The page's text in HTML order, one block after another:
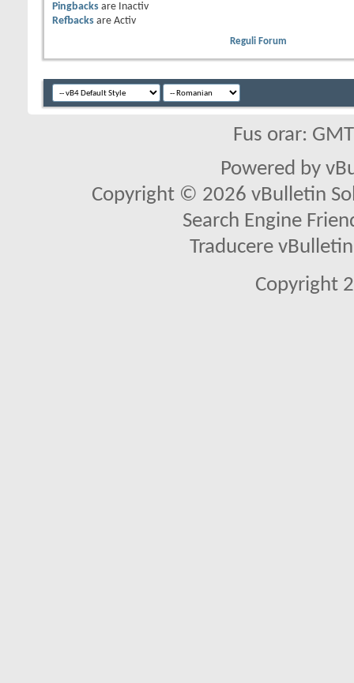
Pingbacks are
Inactiv
Refbacks are Activ
Reguli Forum
Fus orar:
Powered by
Copyright © 2026 vBulletin
Search Engine
Traducere
Copyright